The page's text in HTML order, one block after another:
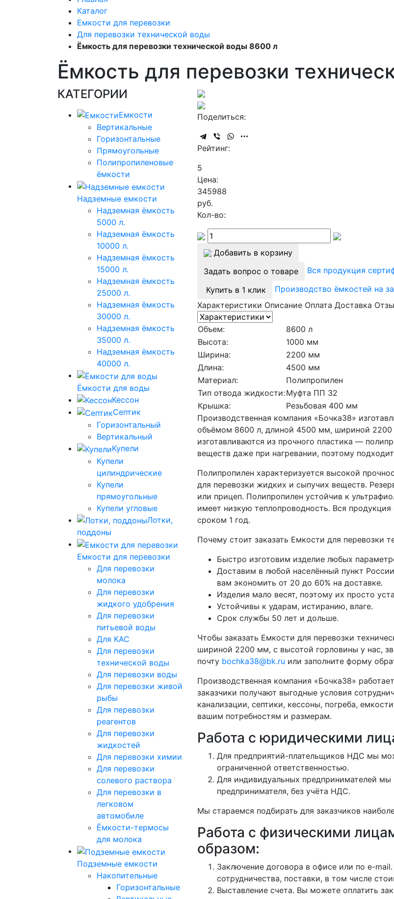
Каталог
Емкости для перевозки
Для перевозки технической воды
Ёмкость для перевозки технической воды 8600 л
Ёмкость для перевозки
КАТЕГОРИИ
Емкости
Вертикальные
Горизонтальные
Прямоугольные
Полипропиленовые
ёмкости
Надземные емкости
Надземная ёмкость
5000 л.
Надземная ёмкость
10000 л.
Надземная ёмкость
15000 л.
Надземная ёмкость
25000 л.
Надземная ёмкость
30000 л.
Надземная ёмкость
35000 л.
Надземная ёмкость
40000 л.
Ёмкости для воды
Кессон
Септик
Горизонтальный
Вертикальный
Купели
Купели
цилиндрические
Купели
прямоугольные
Купели угловые
Лотки,
поддоны
Емкости для перевозки
Для перевозки
молока
Для перевозки
жидкого удобрения
Для перевозки
питьевой воды
Для КАС
Для перевозки
технической воды
Для перевозки воды
Для перевозки живой
рыбы
Для перевозки
реагентов
Для перевозки
жидкостей
Для перевозки химии
Для перевозки
солевого раствора
Для перевозки в
легковом
автомобиле
Ёмкости-термосы
для молока
Подземные емкости
Накопительные
Горизонтальные
Поделиться:
Рейтинг:
5
Цена:
345988
руб.
Кол-во:
Добавить в корзину
Задать вопрос о товаре
Вся продукция
Купить в 1 клик
Производство ёмкостей на
Характеристики Описание Оплата Доставка
Объем:
8600 л
Высота:
1000 мм
Ширина:
2200 мм
Длина:
4500 мм
Материал:
Полипропилен
Тип отвода жидкости:Муфта ПП 32
Крышка:
Резьбовая 400 мм
Производственная компания «Бочка38»
объёмом 8600 л, длиной 4500 мм, шириной 2200
изготавливаются из прочного пластика —
веществ даже при нагревании, поэтому
Полипропилен характеризуется высокой
для перевозки жидких и сыпучих веществ.
или прицеп. Полипропилен устойчив к
имеет низкую теплопроводность. Вся
сроком 1 год.
Почему стоит заказать Емкости для перевозки
Быстро изготовим изделие любых
Доставим в любой населённый пункт
вам экономить от 20 до 60% на доставке.
Изделия мало весят, поэтому их просто
Устойчивы к ударам, истиранию, влаге.
Срок службы 50 лет и дольше.
Чтобы заказать Емкости для перевозки
шириной 2200 мм, с высотой горловины у нас,
почту bochka38@bk.ru или заполните форму
Производственная компания «Бочка38»
заказчики получают выгодные условия
канализации, септики, кессоны, погреба,
вашим потребностям и размерам.
Работа с юридическими
Для предприятий-плательщиков НДС мы
ограниченной ответственностью.
Для индивидуальных предпринимателей
предпринимателя, без учёта НДС.
Мы стараемся подбирать для заказчиков
Работа с физическими
образом:
Заключение договора в офисе или по e-
сотрудничества, поставки, в том числе
Выставление счета. Вы можете оплатить